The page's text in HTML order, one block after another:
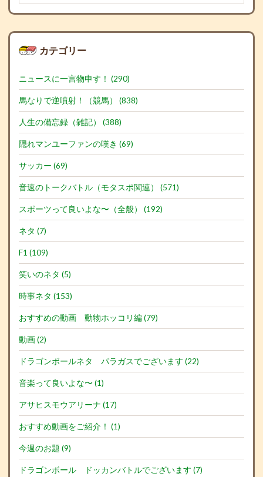
カテゴリー
ニュースに一言物申す！ (290)
馬なりで逆噴射！（競馬） (838)
人生の備忘録（雑記） (388)
隠れマンユーファンの嘆き (69)
サッカー (69)
音速のトークバトル（モタスポ関連） (571)
スポーツって良いよな〜（全般） (192)
ネタ (7)
F1 (109)
笑いのネタ (5)
時事ネタ (153)
おすすめの動画 動物ホッコリ編 (79)
動画 (2)
ドラゴンボールネタ パラガスでございます (22)
音楽って良いよな〜 (1)
アサヒスモウアリーナ (17)
おすすめ動画をご紹介！ (1)
今週のお題 (9)
ドラゴンボール ドッカンバトルでございます (7)